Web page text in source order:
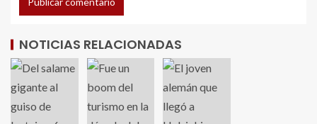
NOTICIAS RELACIONADAS